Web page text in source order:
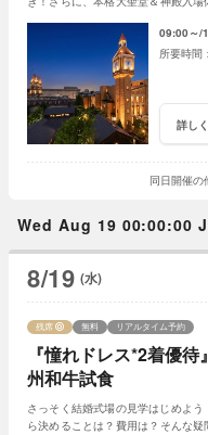
09:00～
詳し
同日開催の
Wed Aug 19 00:00:00
8/19 (水)
『憧れドレス*2着優
州和牛試食
残席 無料 リアルタイム予約
さっそく結婚式場の見学はじめよ
ら決めることは？費用は？そんな疑